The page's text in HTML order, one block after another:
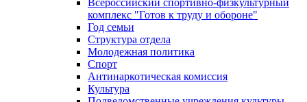
Всероссийский спортивно-физкультурный
комплекс "Готов к труду и обороне"
Год семьи
Структура отдела
Молодежная политика
Спорт
Антинаркотическая комиссия
Культура